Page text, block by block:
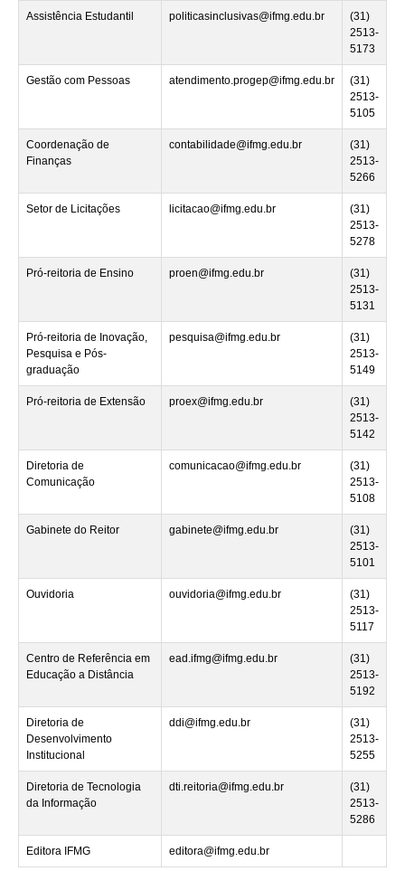
Assistência Estudantil politicasinclusivas@ifmg.edu.br
(31)
2513-
5173
Gestão com Pessoas atendimento.progep@ifmg.edu.br
(31)
2513-
5105
Coordenação de
Finanças
contabilidade@ifmg.edu.br
(31)
2513-
5266
Setor de Licitações licitacao@ifmg.edu.br
(31)
2513-
5278
Pró-reitoria de Ensino proen@ifmg.edu.br
(31)
2513-
5131
Pró-reitoria de Inovação,
Pesquisa e Pós-
graduação
pesquisa@ifmg.edu.br
(31)
2513-
5149
Pró-reitoria de Extensão proex@ifmg.edu.br
(31)
2513-
5142
Diretoria de
Comunicação
comunicacao@ifmg.edu.br
(31)
2513-
5108
Gabinete do Reitor gabinete@ifmg.edu.br
(31)
2513-
5101
Ouvidoria ouvidoria@ifmg.edu.br
(31)
2513-
5117
Centro de Referência em
Educação a Distância
ead.ifmg@ifmg.edu.br
(31)
2513-
5192
Diretoria de
Desenvolvimento
Institucional
ddi@ifmg.edu.br
(31)
2513-
5255
Diretoria de Tecnologia
da Informação
dti.reitoria@ifmg.edu.br
(31)
2513-
5286
Editora IFMG editora@ifmg.edu.br